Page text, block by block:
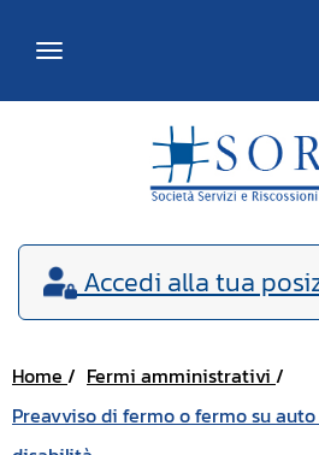
Toggle
Accedi alla tua
Home
Fermi amministrativi
Preavviso di fermo o fermo su